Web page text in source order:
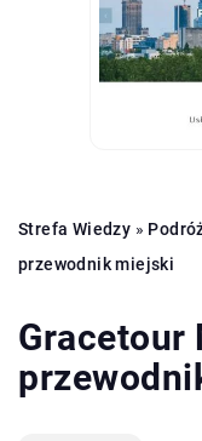
Strefa Wiedzy »
przewodnik miejski
Gracetour